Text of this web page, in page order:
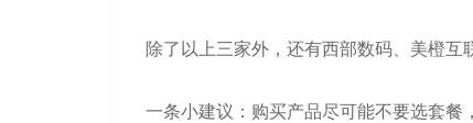
除了以上三家外，还有西部数码、美橙互
一条小建议：购买产品尽可能不要选套餐